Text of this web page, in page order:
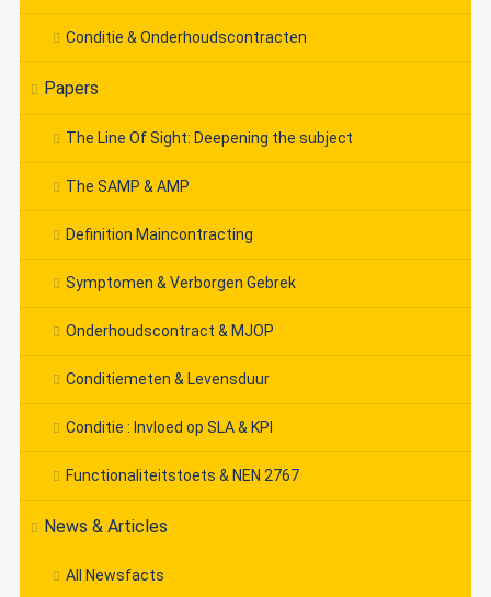
Conditie & Onderhoudscontracten
Papers
The Line Of Sight: Deepening the subject
The SAMP & AMP
Definition Maincontracting
Symptomen & Verborgen Gebrek
Onderhoudscontract & MJOP
Conditiemeten & Levensduur
Conditie : Invloed op SLA & KPI
Functionaliteitstoets & NEN 2767
News & Articles
All Newsfacts